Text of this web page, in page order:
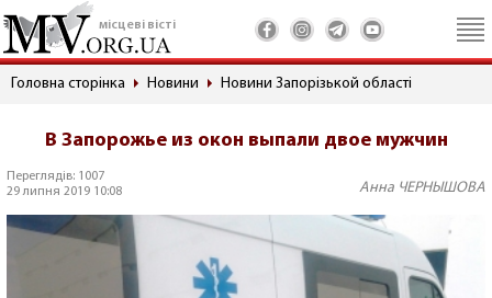
місцеві вісті
Головна сторінка Новини Новини Запорізькой області
В Запорожье из окон выпали двое мужчин
Переглядів: 1007
29 липня 2019 10:08
Анна ЧЕРНЫШОВА